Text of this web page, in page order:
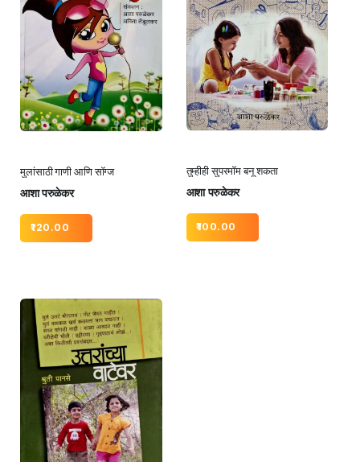
मुलांसाठी गाणी आणि सॉग्ज
आशा परुळेकर
120.00
तुम्हीही सुपरमॉम बनू शकता
आशा परुळेकर
100.00